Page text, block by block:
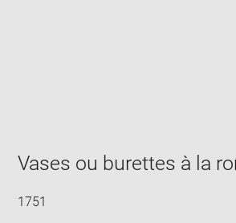
window
Vases ou burettes à la
1751